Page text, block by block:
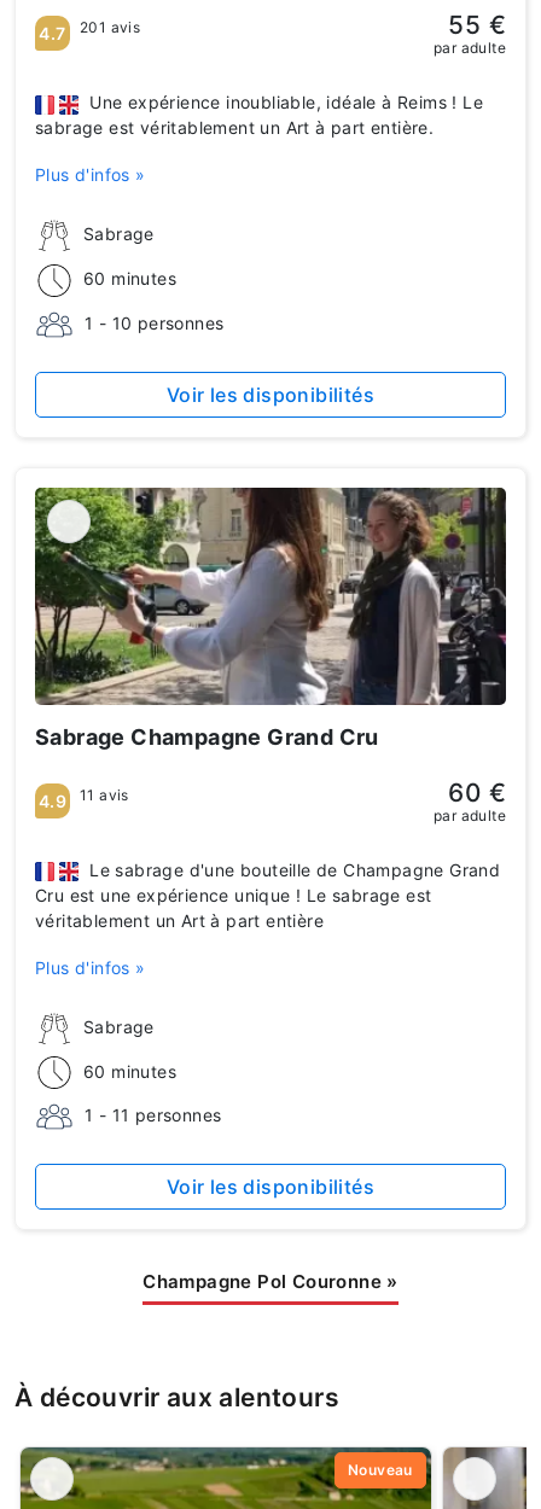
Sabrage
60 minutes
1 - 10 personnes
​​​​​​​ Une expérience inoubliable, idéale à Reims ! Le
sabrage est véritablement un Art à part entière.
Plus d'infos »
4.7 201 avis 55 €
par adulte
Voir les disponibilités
Sabrage Champagne Grand Cru
Sabrage
60 minutes
1 - 11 personnes
Le sabrage d'une bouteille de Champagne Grand
Cru est une expérience unique ! Le sabrage est
véritablement un Art à part entière
Plus d'infos »
4.9 11 avis 60 €
par adulte
Voir les disponibilités
Champagne Pol Couronne »
À découvrir aux alentours
Nouveau